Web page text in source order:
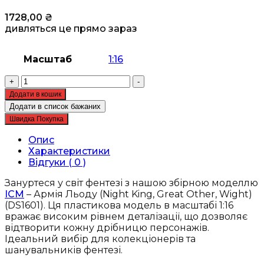
1728,00 ₴
дивляться це прямо зараз
Масштаб 1:16
+
Збірна
модель
ICM
-
Армія
Льоду
(Night
King,
Great
Other,
Wight)
(DS1601)
кількість
-
Додати в кошик
Додати в список бажаних
Швидка Покупка
Опис
Характеристики
Відгуки ( 0 )
Зануртеся у світ фентезі з нашою збірною моделлю
ICM – Армія Льоду (Night King, Great Other, Wight)
(DS1601). Ця пластикова модель в масштабі 1:16
вражає високим рівнем деталізації, що дозволяє
відтворити кожну дрібницю персонажів.
Ідеальний вибір для колекціонерів та
шанувальників фентезі.